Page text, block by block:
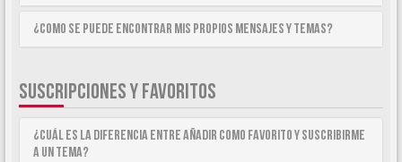
¿Como se puede encontrar mis propios mensajes y temas?
SUSCRIPCIONES Y FAVORITOS
¿Cuál es la diferencia entre añadir como Favorito y suscribirme
a un tema?